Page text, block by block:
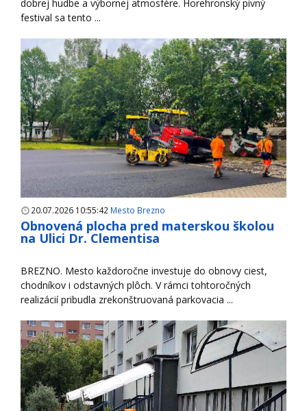
dobrej hudbe a výbornej atmosfére. Horehronský pivný
festival sa tento ...
20.07.2026 10:55:42 Mesto Brezno
Obnovená plocha pred materskou školou
na Ulici Dr. Clementisa
BREZNO. Mesto každoročne investuje do obnovy ciest,
chodníkov i odstavných plôch. V rámci tohtoročných
realizácií pribudla zrekonštruovaná parkovacia ...